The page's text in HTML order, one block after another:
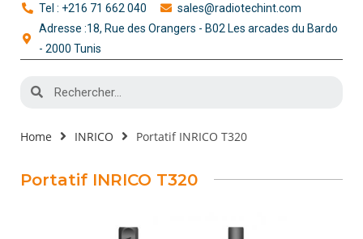
Tel : +216 71 662 040
sales@radiotechint.com
Adresse :18, Rue des Orangers - B02 Les arcades du Bardo
- 2000 Tunis
Home INRICO Portatif INRICO T320
Portatif INRICO T320